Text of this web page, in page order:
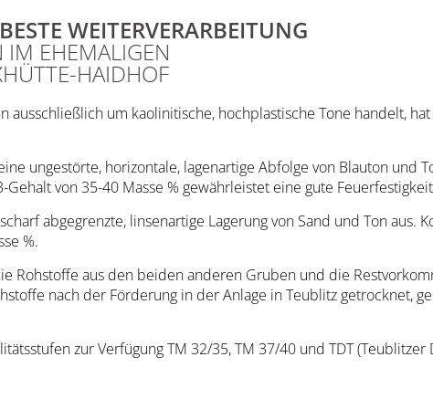
WEITERVERARBEITUNG
IM EHEMALIGEN
HAIDHOF
ausschließlich um kaolinitische, hochplastische Tone handelt,
ungestörte, horizontale, lagenartige Abfolge von Blauton und
von 35-40 Masse % gewährleistet eine gute
abgegrenzte, linsenartige Lagerung von Sand und Ton aus.
%.
Rohstoffe aus den beiden anderen Gruben und die
nach der Förderung in der Anlage in Teublitz getrocknet,
zur Verfügung TM 32/35, TM 37/40 und TDT (Teublitzer